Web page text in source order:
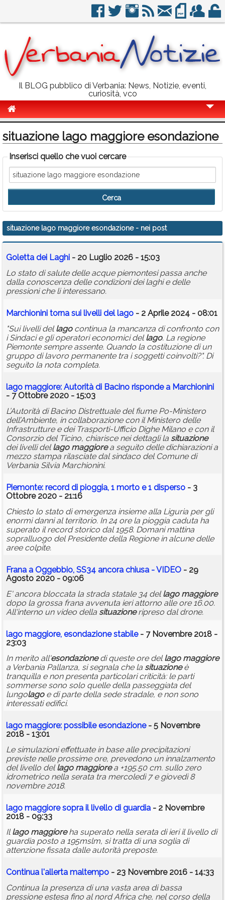
Il BLOG pubblico di Verbania: News, Notizie, eventi,
curiosità, vco
Politica
Sport
Eventi
Info Utili
Rubriche
Calendario
Annunci
situazione lago maggiore esondazione
Inserisci quello che vuoi cercare
situazione lago maggiore esondazione- nei post
Goletta dei Laghi - 20 Luglio 2026 - 15:03
Lo stato di salute delle acque piemontesi passa anche
dalla conoscenza delle condizioni dei laghi e delle
pressioni che li interessano.
Marchionini torna sui livelli dellago - 2 Aprile 2024 - 08:01
"Sui livelli dellagocontinua la mancanza di confronto con
i Sindaci e gli operatori economici dellago. La regione
Piemonte sempre assente. Quando la costituzione di un
gruppo di lavoro permanente tra i soggetti coinvolti?". Di
seguito la nota completa.
lago maggiore: Autorità di Bacino risponde a Marchionini
- 7 Ottobre 2020 - 15:03
L’Autorità di Bacino Distrettuale del fiume Po-Ministero
dell’Ambiente, in collaborazione con il Ministero delle
Infrastrutture e dei Trasporti-Ufficio Dighe Milano e con il
Consorzio del Ticino, chiarisce nei dettagli la situazione
dei livelli dellago maggiorea seguito delle dichiarazioni a
mezzo stampa rilasciate dal sindaco del Comune di
Verbania Silvia Marchionini.
Piemonte: record di pioggia, 1 morto e 1 disperso - 3
Ottobre 2020 - 21:16
Chiesto lo stato di emergenza insieme alla Liguria per gli
enormi danni al territorio. In 24 ore la pioggia caduta ha
superato il record storico dal 1958. Domani mattina
sopralluogo del Presidente della Regione in alcune delle
aree colpite.
Frana a Oggebbio, SS34 ancora chiusa - VIDEO - 29
Agosto 2020 - 09:06
E' ancora bloccata la strada statale 34 dellago maggiore
dopo la grossa frana avvenuta ieri attorno alle ore 16.00.
All'interno un video della situazioneripreso dal drone.
lago maggiore, esondazionestabile- 7 Novembre 2018 -
23:03
In merito all'esondazionedi queste ore dellago maggiore
a Verbania Pallanza, si segnala che la situazioneè
tranquilla e non presenta particolari criticità: le parti
sommerse sono solo quelle della passeggiata del
lungolagoe di parte della sede stradale, e non sono
interessati edifici.
lago maggiore: possibileesondazione- 5 Novembre
2018 - 13:01
Le simulazioni effettuate in base alle precipitazioni
previste nelle prossime ore, prevedono un innalzamento
del livello dellago maggiorea +195.50 cm. sullo zero
idrometrico nella serata tra mercoledì 7 e giovedì 8
novembre 2018.
lago maggioresopra il livello di guardia - 2 Novembre
2018 - 09:33
Illago maggioreha superato nella serata di ieri il livello di
guardia posto a 195mslm, si tratta di una soglia di
attenzione fissata dalle autorità preposte.
Continua l'allerta maltempo - 23 Novembre 2016 - 14:33
Continua la presenza di una vasta area di bassa
pressione estesa fino al nord Africa che, nel corso della